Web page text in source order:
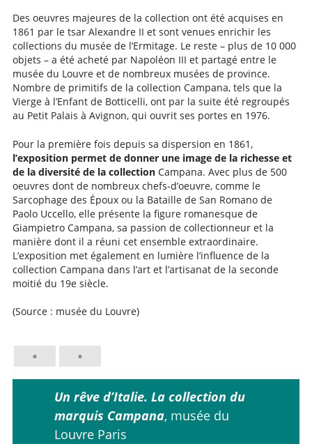
Des oeuvres majeures de la collection ont été acquises en
1861 par le tsar Alexandre II et sont venues enrichir les
collections du musée de l’Ermitage. Le reste – plus de 10 000
objets – a été acheté par Napoléon III et partagé entre le
musée du Louvre et de nombreux musées de province.
Nombre de primitifs de la collection Campana, tels que la
Vierge à l’Enfant de Botticelli, ont par la suite été regroupés
au Petit Palais à Avignon, qui ouvrit ses portes en 1976.
Pour la première fois depuis sa dispersion en 1861,
l’exposition permet de donner une image de la richesse et
de la diversité de la collection Campana. Avec plus de 500
oeuvres dont de nombreux chefs-d’oeuvre, comme le
Sarcophage des Époux ou la Bataille de San Romano de
Paolo Uccello, elle présente la figure romanesque de
Giampietro Campana, sa passion de collectionneur et la
manière dont il a réuni cet ensemble extraordinaire.
L’exposition met également en lumière l’influence de la
collection Campana dans l’art et l’artisanat de la seconde
moitié du 19e siècle.
(Source : musée du Louvre)
« »
Un rêve d’Italie. La collection du
marquis Campana, musée du
Louvre Paris